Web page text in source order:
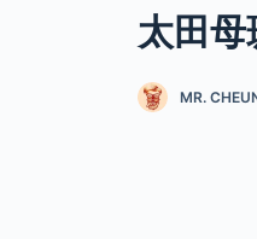
太田母
MR.